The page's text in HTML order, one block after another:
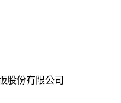
股份有限公司